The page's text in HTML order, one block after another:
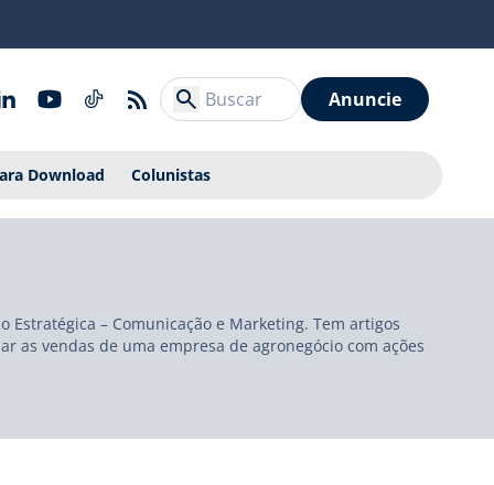
Anuncie
Download Colunistas
– Comunicação e Marketing. Tem artigos
as vendas de uma empresa de agronegócio com ações